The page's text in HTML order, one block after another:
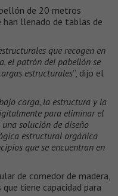
de 20 metros
han llenado de tablas de
que recogen en
el patrón del pabellón se
estructurales”, dijo el
carga, la estructura y la
para eliminar el
solución de diseño
estructural orgánica
que se encuentran en
de comedor de madera,
tiene capacidad para